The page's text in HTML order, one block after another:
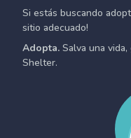
Si estás buscando
sitio adecuado!
Adopta. Salva una
Shelter.